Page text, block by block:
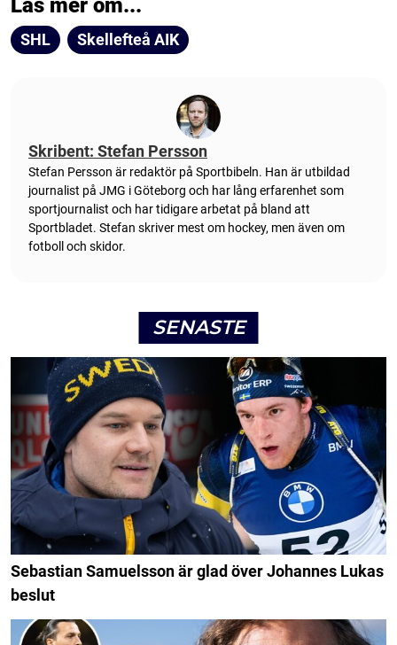
SHL Skellefteå AIK
Skribent: Stefan Persson
Stefan Persson är redaktör på Sportbibeln. Han är utbildad
journalist på JMG i Göteborg och har lång erfarenhet som
sportjournalist och har tidigare arbetat på bland att
Sportbladet. Stefan skriver mest om hockey, men även om
fotboll och skidor.
SENASTE
Sebastian Samuelsson är glad över Johannes Lukas
beslut